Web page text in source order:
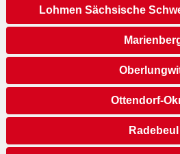
Lohmen Sächsische
Ottendorf-
Radebeul